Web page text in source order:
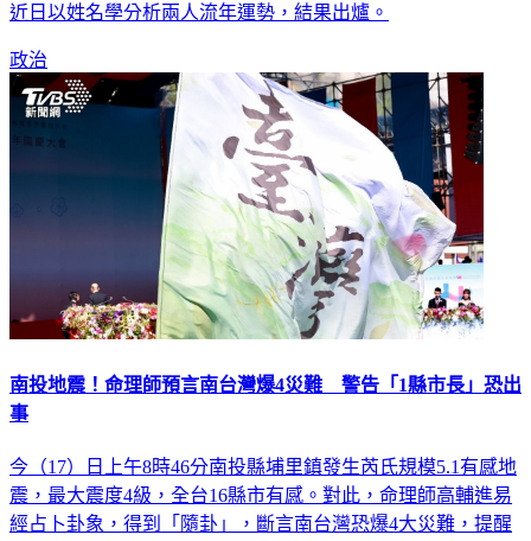
近日以姓名學分析兩人流年運勢，結果出爐。
政治
南投地震！命理師預言南台灣爆4災難 警告「1縣市長」恐出
事
今（17）日上午8時46分南投縣埔里鎮發生芮氏規模5.1有感地
震，最大震度4級，全台16縣市有感。對此，命理師高輔進易
經占卜卦象，得到「隨卦」，斷言南台灣恐爆4大災難，提醒